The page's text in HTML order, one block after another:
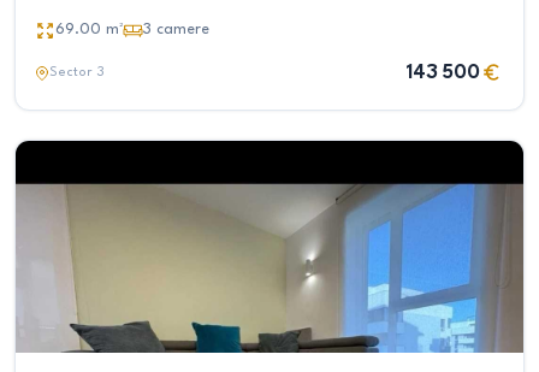
69.00 m² 3 camere
Sector 3 143 500